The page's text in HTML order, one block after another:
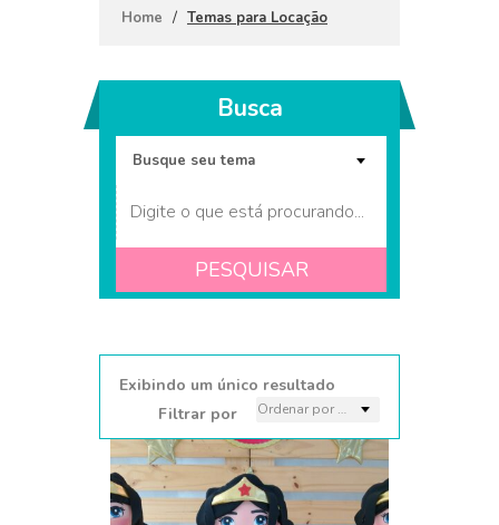
Home / Temas para Locação
Busca
PESQUISAR
Exibindo um único resultado
Filtrar por
1